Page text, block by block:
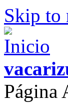
Skip to
Página